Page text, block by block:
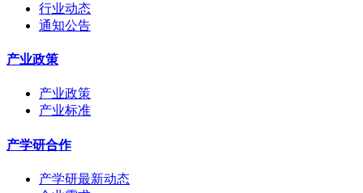
行业动态
通知公告
产业政策
产业政策
产业标准
产学研合作
产学研最新动态